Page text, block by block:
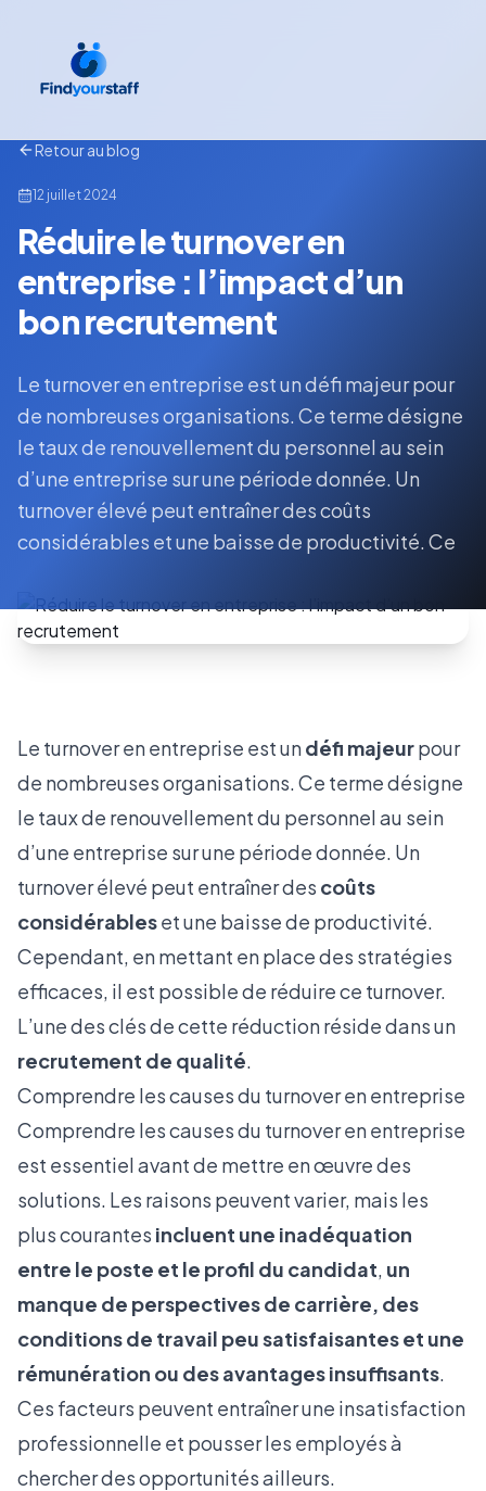
Retour au blog
12 juillet 2024
Réduire le turnover en
entreprise : l’impact d’un
bon recrutement
Le turnover en entreprise est un défi majeur pour
de nombreuses organisations. Ce terme désigne
le taux de renouvellement du personnel au sein
d’une entreprise sur une période donnée. Un
turnover élevé peut entraîner des coûts
considérables et une baisse de productivité. Ce
Le turnover en entreprise est undéfi majeurpour
de nombreuses organisations. Ce terme désigne
le taux de renouvellement du personnel au sein
d’une entreprise sur une période donnée. Un
turnover élevé peut entraîner des coûts
considérableset une baisse de productivité.
Cependant, en mettant en place des stratégies
efficaces, il est possible de réduire ce turnover.
L’une des clés de cette réduction réside dans un
recrutement de qualité.
Comprendre les causes du turnover en entreprise
Comprendre les causes du turnover en entreprise
est essentiel avant de mettre en œuvre des
solutions. Les raisons peuvent varier, mais les
plus courantes incluent une inadéquation
entre le poste et le profil du candidat, un
manque de perspectives de carrière, des
conditions de travail peu satisfaisantes et une
rémunération ou des avantages insuffisants.
Ces facteurs peuvent entraîner une insatisfaction
professionnelle et pousser les employés à
chercher des opportunités ailleurs.